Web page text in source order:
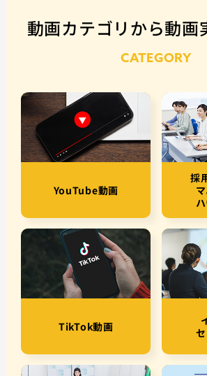
動画カテゴリから動画
CATEGORY
YouTube動画
TikTok動画
採